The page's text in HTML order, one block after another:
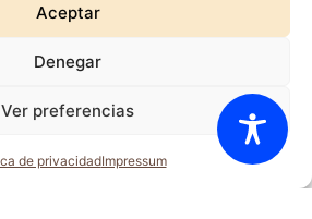
Aceptar
Denegar
Ver preferencias
de privacidadImpressum
Accesibilidad
Aviso legal
de privacidad